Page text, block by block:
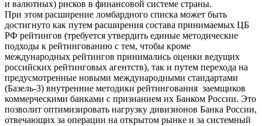
и валютных) рисков в финансовой системе страны.
При этом расширение ломбардного списка может быть
достигнуто как путем расширения состава принимаемых ЦБ
РФ рейтингов (требуется утвердить единые методические
подходы к рейтингованию с тем, чтобы кроме
международных рейтингов принимались оценки ведущих
российских рейтинговых агентств), так и путем перехода на
предусмотренные новыми международными стандартами
(Базель-3) внутренние методики рейтингования заемщиков
коммерческими банками с признанием их Банком России. Это
позволит оптимизировать нагрузку дивизионов Банка России,
отвечающих за операции на открытом рынке и за системный